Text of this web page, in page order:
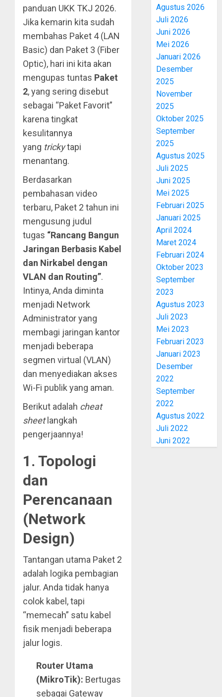
panduan UKK TKJ 2026.
Jika kemarin kita sudah
membahas Paket 4 (LAN
Basic) dan Paket 3 (Fiber
Optic), hari ini kita akan
mengupas tuntas Paket
2, yang sering disebut
sebagai “Paket Favorit”
karena tingkat
kesulitannya
yang trickytapi
menantang.​
Berdasarkan
pembahasan video
terbaru, Paket 2 tahun ini
mengusung judul
tugas “Rancang Bangun
Jaringan Berbasis Kabel
dan Nirkabel dengan
VLAN dan Routing”.
Intinya, Anda diminta
menjadi Network
Administrator yang
membagi jaringan kantor
menjadi beberapa
segmen virtual (VLAN)
dan menyediakan akses
Wi-Fi publik yang aman.
Berikut adalah cheat
sheetlangkah
pengerjaannya!
1. Topologi
dan
Perencanaan
(Network
Design)
Tantangan utama Paket 2
adalah logika pembagian
jalur. Anda tidak hanya
colok kabel, tapi
“memecah” satu kabel
fisik menjadi beberapa
jalur logis.
Router Utama
(MikroTik): Bertugas
sebagai Gateway
Agustus 2026
Juli 2026
Juni 2026
Mei 2026
Januari 2026
Desember
2025
November
2025
Oktober 2025
September
2025
Agustus 2025
Juli 2025
Juni 2025
Mei 2025
Februari 2025
Januari 2025
April 2024
Maret 2024
Februari 2024
Oktober 2023
September
2023
Agustus 2023
Juli 2023
Mei 2023
Februari 2023
Januari 2023
Desember
2022
September
2022
Agustus 2022
Juli 2022
Juni 2022